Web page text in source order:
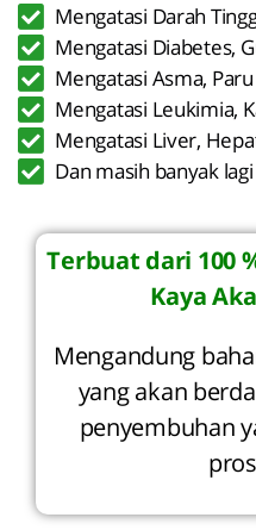
Mengatasi Darah
Mengatasi Diabetes,
Mengatasi Asma,
Mengatasi Leukimia,
Mengatasi Liver,
Dan masih banyak
Terbuat dari 100
Kaya
Mengandung
yang akan
penyembuhan